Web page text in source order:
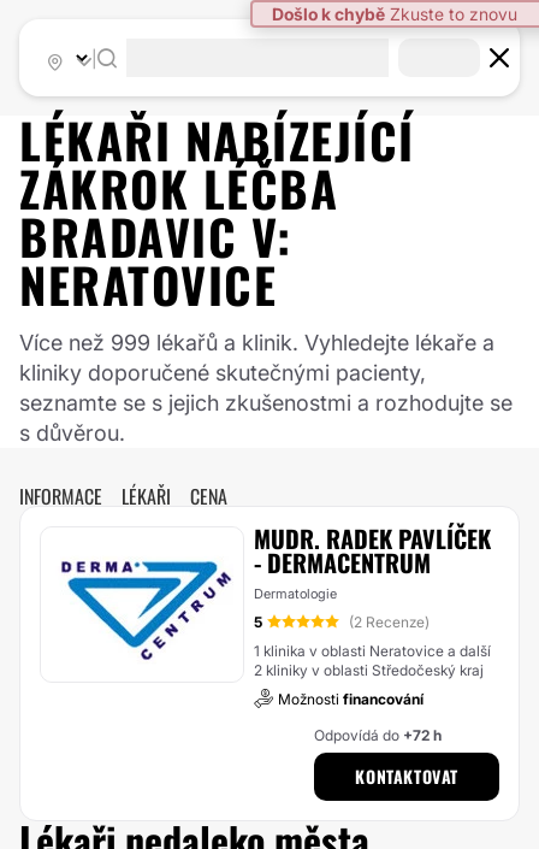
LÉKAŘI NABÍZEJÍCÍ
ZÁKROK LÉČBA
BRADAVIC V:
NERATOVICE
Více než 999 lékařů a klinik. Vyhledejte lékaře a
kliniky doporučené skutečnými pacienty,
seznamte se s jejich zkušenostmi a rozhodujte se
s důvěrou.
INFORMACE LÉKAŘI CENA
MUDR. RADEK PAVLÍČEK
- DERMACENTRUM
Dermatologie
5
(2 Recenze)
1 klinika v oblasti Neratovice a další
2 kliniky v oblasti Středočeský kraj
Možnosti financování
Odpovídá do +72 h
KONTAKTOVAT